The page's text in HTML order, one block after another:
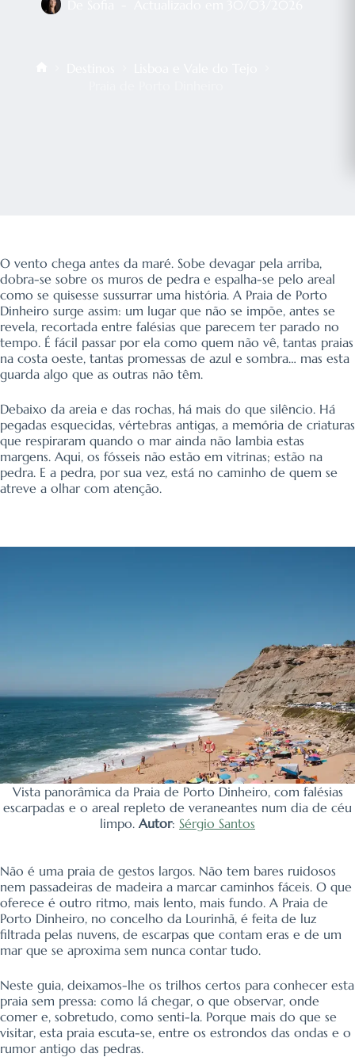
O vento chega antes da maré. Sobe devagar pela arriba,
dobra-se sobre os muros de pedra e espalha-se pelo areal
como se quisesse sussurrar uma história. A Praia de Porto
Dinheiro surge assim: um lugar que não se impõe, antes se
revela, recortada entre falésias que parecem ter parado no
tempo. É fácil passar por ela como quem não vê, tantas praias
na costa oeste, tantas promessas de azul e sombra… mas esta
guarda algo que as outras não têm.
Debaixo da areia e das rochas, há mais do que silêncio. Há
pegadas esquecidas, vértebras antigas, a memória de criaturas
que respiraram quando o mar ainda não lambia estas
margens. Aqui, os fósseis não estão em vitrinas; estão na
pedra. E a pedra, por sua vez, está no caminho de quem se
atreve a olhar com atenção.
Vista panorâmica da Praia de Porto Dinheiro, com falésias
escarpadas e o areal repleto de veraneantes num dia de céu
limpo. Autor: Sérgio Santos
Não é uma praia de gestos largos. Não tem bares ruidosos
nem passadeiras de madeira a marcar caminhos fáceis. O que
oferece é outro ritmo, mais lento, mais fundo. A Praia de
Porto Dinheiro, no concelho da Lourinhã, é feita de luz
filtrada pelas nuvens, de escarpas que contam eras e de um
mar que se aproxima sem nunca contar tudo.
Neste guia, deixamos-lhe os trilhos certos para conhecer esta
praia sem pressa: como lá chegar, o que observar, onde
comer e, sobretudo, como senti-la. Porque mais do que se
visitar, esta praia escuta-se, entre os estrondos das ondas e o
rumor antigo das pedras.